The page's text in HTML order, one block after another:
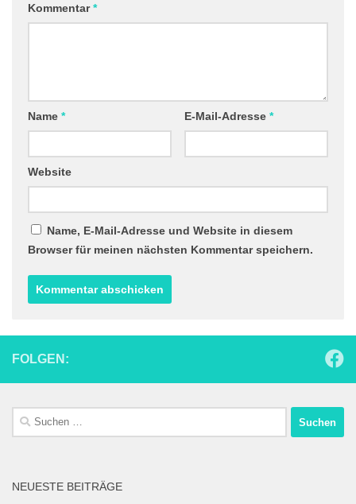
Kommentar*
Name * E-Mail-Adresse *
Website
Name, E-Mail-Adresse und Website in diesem
Browser für meinen nächsten Kommentar speichern.
FOLGEN:
Suchen
nach:
NEUESTE BEITRÄGE